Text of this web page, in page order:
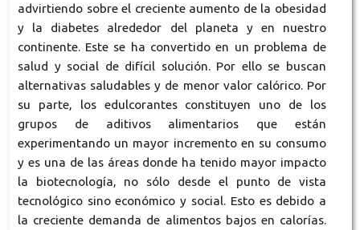
advirtiendo sobre el creciente aumento de la obesidad
y la diabetes alrededor del planeta y en nuestro
continente. Este se ha convertido en un problema de
salud y social de difícil solución. Por ello se buscan
alternativas saludables y de menor valor calórico. Por
su parte, los edulcorantes constituyen uno de los
grupos de aditivos alimentarios que están
experimentando un mayor incremento en su consumo
y es una de las áreas donde ha tenido mayor impacto
la biotecnología, no sólo desde el punto de vista
tecnológico sino económico y social. Esto es debido a
la creciente demanda de alimentos bajos en calorías.